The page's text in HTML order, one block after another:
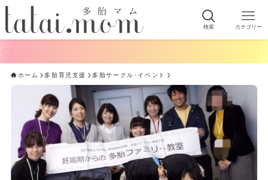
検索 カテゴリー
ホーム 多胎育児支援 多胎サークル･イベント